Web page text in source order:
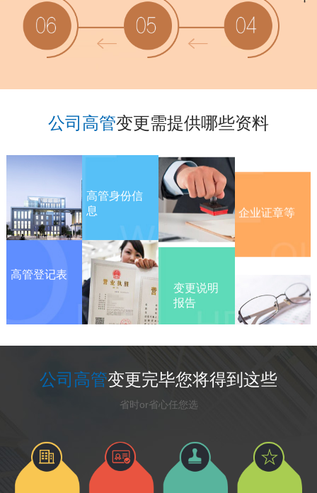
公司高管变更需提供哪些资料
高管登记表
高管身份信
息
报告
公司高管变更完毕您将得到这些
省时or省心任您选